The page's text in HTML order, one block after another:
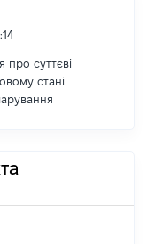
про суттєві
стані